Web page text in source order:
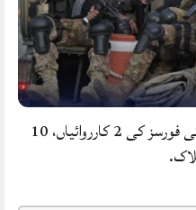
خیبرپختونخوا میں سیکیورٹی فورسز کی 2 کارروائیاں، 10